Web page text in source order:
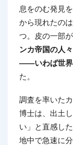
息をのむ発見
から現れたの
つ。皮の一部
ンカ帝国の人
——いわば世界
た。
調査を率いた
博士は、出土
い」と直感し
地中で急速に